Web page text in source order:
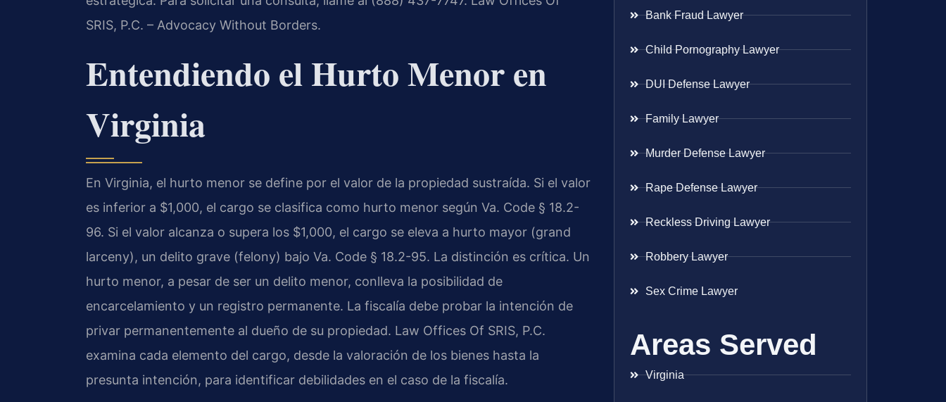
SRIS, P.C. – Advocacy Without Borders.
Entendiendo el Hurto Menor en
Virginia
En Virginia, el hurto menor se define por el valor de la propiedad sustraída. Si el valor
es inferior a $1,000, el cargo se clasifica como hurto menor según Va. Code § 18.2-
96. Si el valor alcanza o supera los $1,000, el cargo se eleva a hurto mayor (grand
larceny), un delito grave (felony) bajo Va. Code § 18.2-95. La distinción es crítica. Un
hurto menor, a pesar de ser un delito menor, conlleva la posibilidad de
encarcelamiento y un registro permanente. La fiscalía debe probar la intención de
privar permanentemente al dueño de su propiedad. Law Offices Of SRIS, P.C.
examina cada elemento del cargo, desde la valoración de los bienes hasta la
presunta intención, para identificar debilidades en el caso de la fiscalía.
Bank Fraud Lawyer
Child Pornography Lawyer
DUI Defense Lawyer
Family Lawyer
Murder Defense Lawyer
Rape Defense Lawyer
Reckless Driving Lawyer
Robbery Lawyer
Sex Crime Lawyer
Areas Served
Virginia